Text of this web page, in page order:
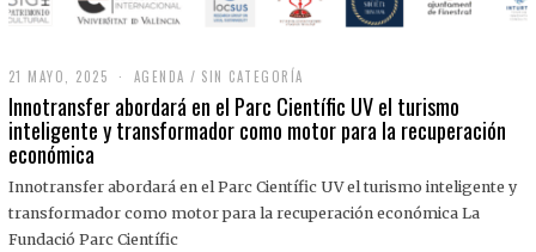
21 MAYO, 2025
M
A
Y
,
0
2
AGENDA / SIN CATEGORÍA
Innotransfer abordará en el Parc Científic UV el turismo
inteligente y transformador como motor para la recuperación
económica
Innotransfer abordará en el Parc Científic UV el turismo inteligente y
transformador como motor para la recuperación económica La
Fundació Parc Científic